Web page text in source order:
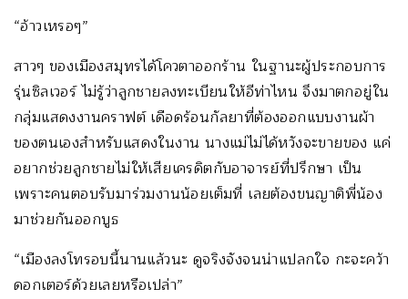
“อ้าวเหรอๆ”
สาวๆ ของเมืองสมุทรได้โควตาออกร้าน ในฐานะผู้ประกอบการ
รุ่นซิลเวอร์ ไม่รู้ว่าลูกชายลงทะเบียนให้อีท่าไหน จึงมาตกอยู่ใน
กลุ่มแสดงงานคราฟต์ เดือดร้อนกัลยาที่ต้องออกแบบงานผ้า
ของตนเองสำหรับแสดงในงาน นางแม่ไม่ได้หวังจะขายของ แค่
อยากช่วยลูกชายไม่ให้เสียเครดิตกับอาจารย์ที่ปรึกษา เป็น
เพราะคนตอบรับมาร่วมงานน้อยเต็มที่ เลยต้องขนญาติพี่น้อง
มาช่วยกันออกบูธ
“เมืองลงโทรอบนี้นานแล้วนะ ดูจริงจังจนน่าแปลกใจ กะจะคว้า
ดอกเตอร์ด้วยเลยหรือเปล่า”